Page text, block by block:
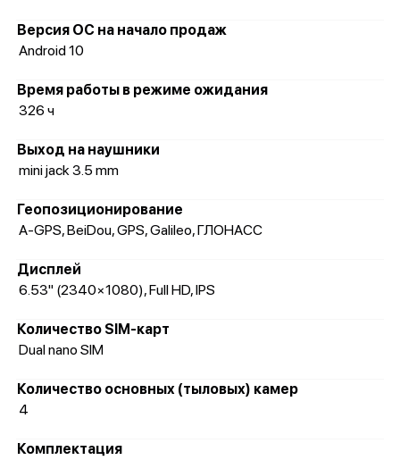
Версия ОС на начало продаж
Android 10
Время работы в режиме ожидания
326 ч
Выход на наушники
mini jack 3.5 mm
Геопозиционирование
A-GPS, BeiDou, GPS, Galileo, ГЛОНАСС
Дисплей
6.53" (2340×1080), Full HD, IPS
Количество SIM-карт
Dual nano SIM
Количество основных (тыловых) камер
4
Комплектация